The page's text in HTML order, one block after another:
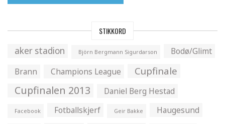
STIKKORD
aker stadion Björn Bergmann Sigurdarson
Bodø/Glimt
Brann
Champions League Cupfinale
Cupfinalen 2013 Daniel Berg Hestad
Facebook Fotballskjerf Geir Bakke Haugesund